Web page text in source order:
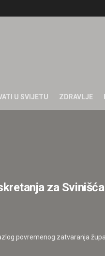
U SVIJETU ZDRAVLJE
za
povremenog zatvaranja